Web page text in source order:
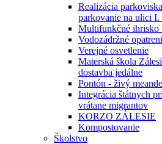
Realizácia
parkovanie na ulici I.
Multifunkčné ihrisko
Vodozádržné
Verejné osvetlenie
Materská škola
dostavba jedálne
Pontón - živý
Integrácia štátnych
vrátane migrantov
KORZO ZÁLESIE
Kompostovanie
Školstvo